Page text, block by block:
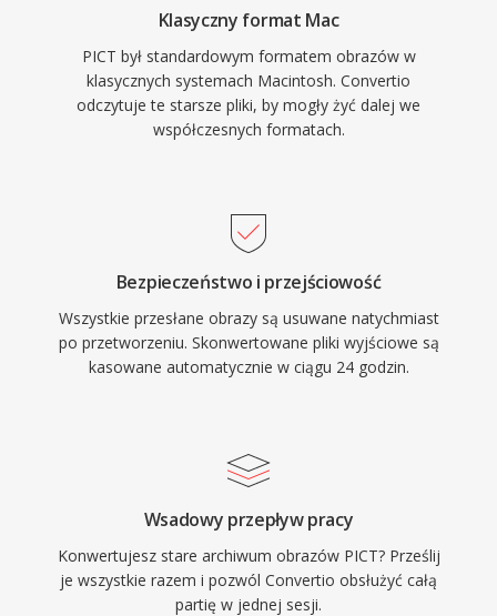
Klasyczny format Mac
PICT był standardowym formatem obrazów w
klasycznych systemach Macintosh. Convertio
odczytuje te starsze pliki, by mogły żyć dalej we
współczesnych formatach.
Bezpieczeństwo i przejściowość
Wszystkie przesłane obrazy są usuwane natychmiast
po przetworzeniu. Skonwertowane pliki wyjściowe są
kasowane automatycznie w ciągu 24 godzin.
Wsadowy przepływ pracy
Konwertujesz stare archiwum obrazów PICT? Prześlij
je wszystkie razem i pozwól Convertio obsłużyć całą
partię w jednej sesji.